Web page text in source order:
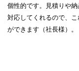
個性的です。見積りや
対応してくれるので、
ができます（社長様）。